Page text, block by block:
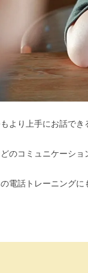
より上手にお話でき
のコミュニケーショ
電話トレーニングに